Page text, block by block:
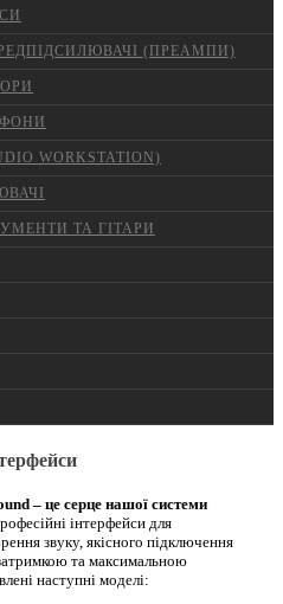
(ПРЕАМПИ)
WORKSTATION)
ТА ГІТАРИ
– це серце нашої системи
інтерфейси для
звуку, якісного підключення
та максимальною
наступні моделі: